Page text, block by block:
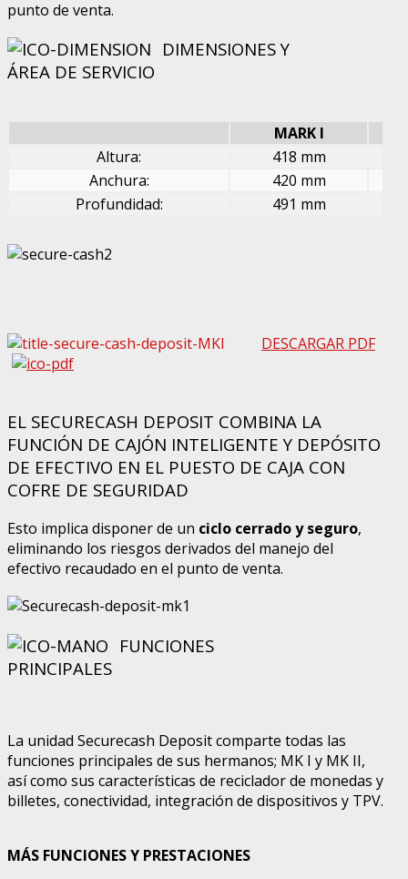
punto de venta.
DIMENSIONES Y
ÁREA DE SERVICIO
MARK I
Altura:
418 mm
Anchura:
420 mm
Profundidad:
491 mm
DESCARGAR PDF
EL SECURECASH DEPOSIT COMBINA LA
FUNCIÓN DE CAJÓN INTELIGENTE Y DEPÓSITO
DE EFECTIVO EN EL PUESTO DE CAJA CON
COFRE DE SEGURIDAD
Esto implica disponer de un ciclo cerrado y seguro,
eliminando los riesgos derivados del manejo del
efectivo recaudado en el punto de venta.
FUNCIONES
PRINCIPALES
La unidad Securecash Deposit comparte todas las
funciones principales de sus hermanos; MK I y MK II,
así como sus características de reciclador de monedas y
billetes, conectividad, integración de dispositivos y TPV.
MÁS FUNCIONES Y PRESTACIONES